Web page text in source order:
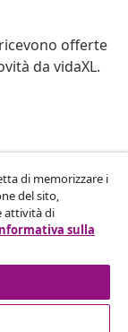
offerte
da vidaXL.
ordine.
di memorizzare i
del sito,
attività di
sulla